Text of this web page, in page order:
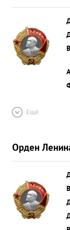
Ещё
Орден